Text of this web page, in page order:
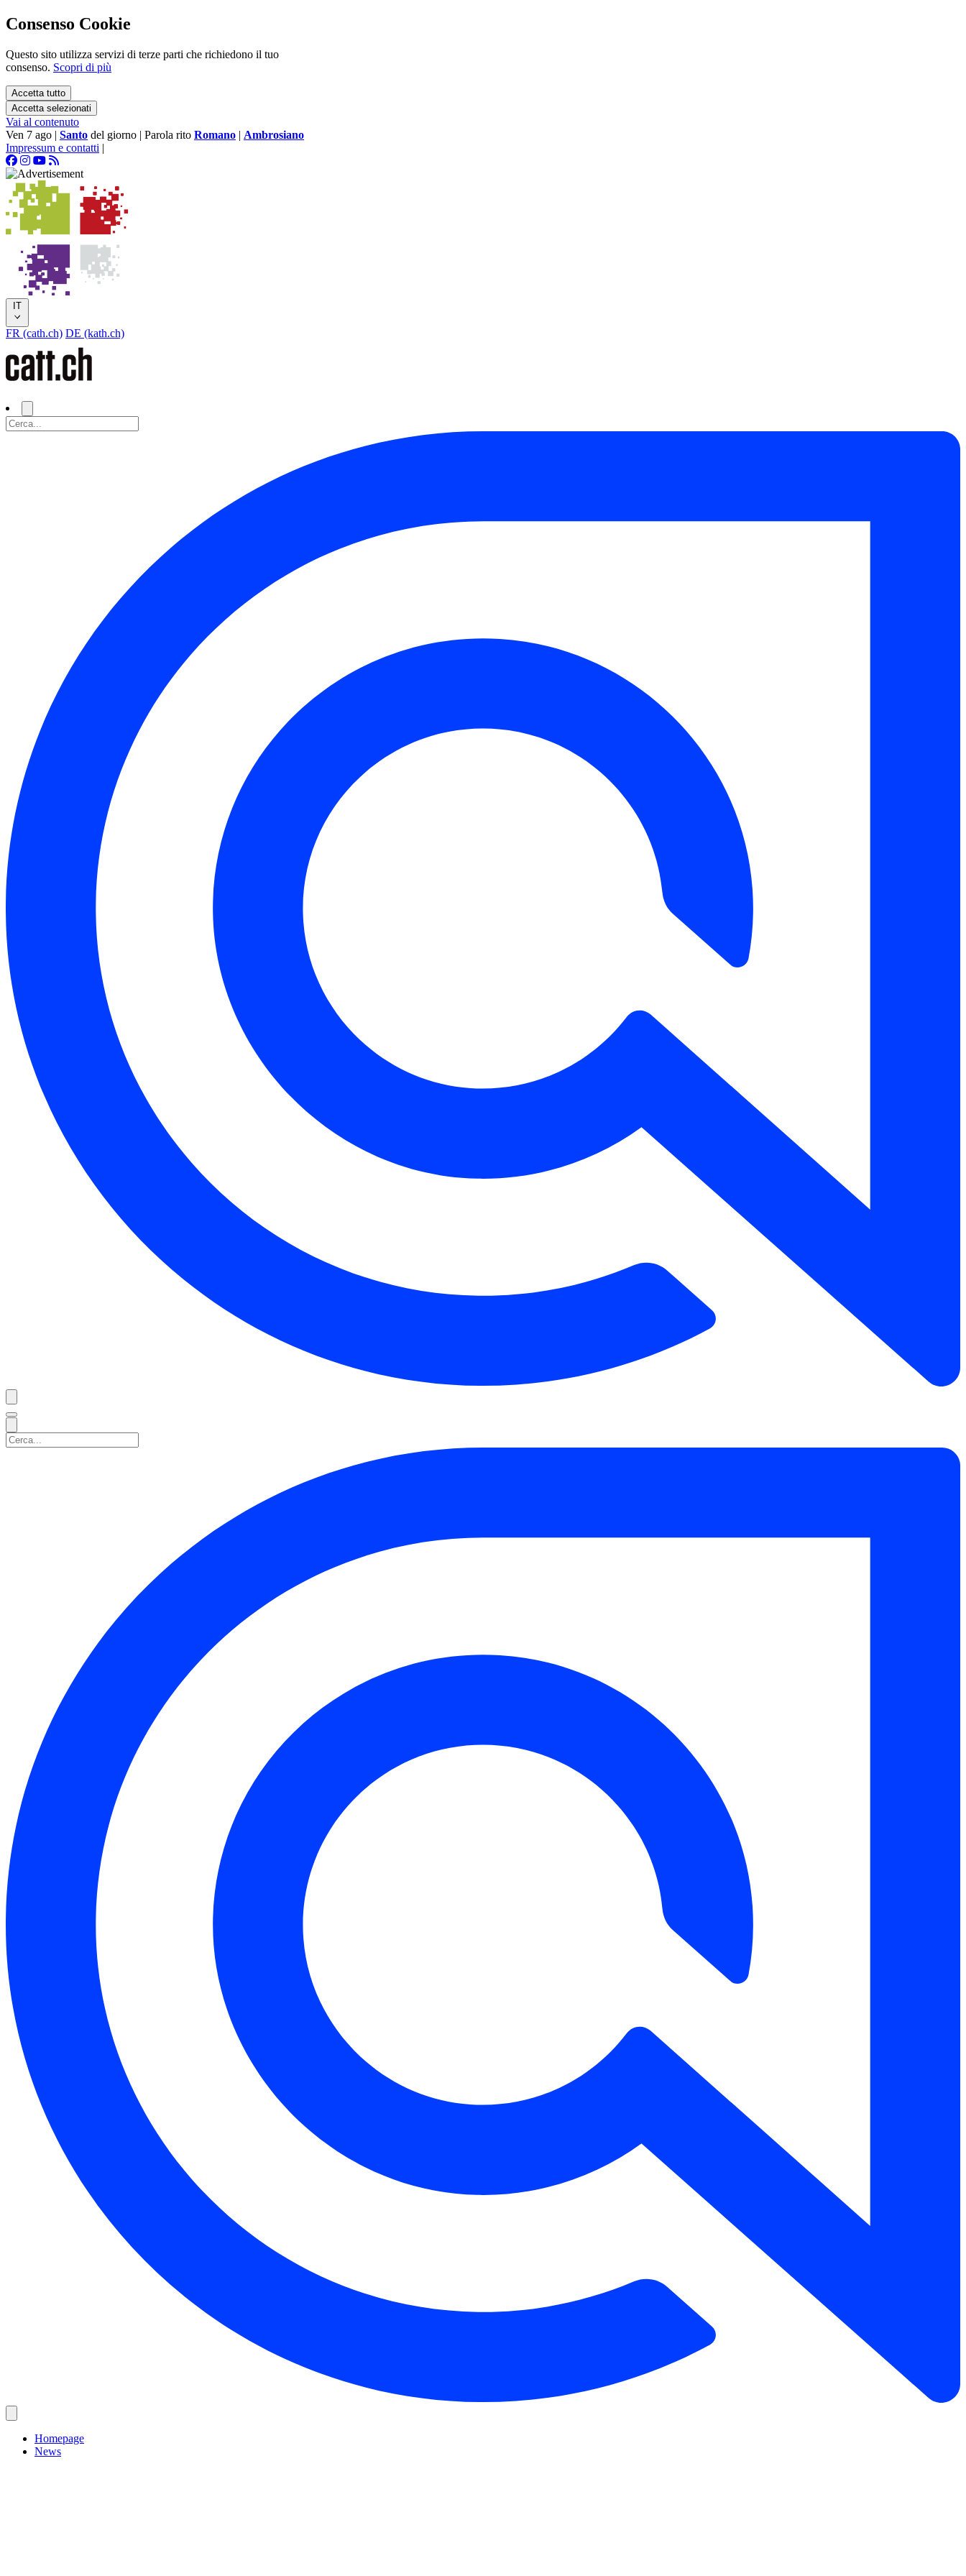
Consenso Cookie
Questo sito utilizza servizi di terze parti che richiedono il tuo
consenso. Scopri di più
Accetta tutto
Accetta selezionati
Vai al contenuto
Ven 7 ago | Santo del giorno | Parola rito Romano | Ambrosiano
Impressum e contatti |
IT
FR (cath.ch) DE (kath.ch)
Homepage
News